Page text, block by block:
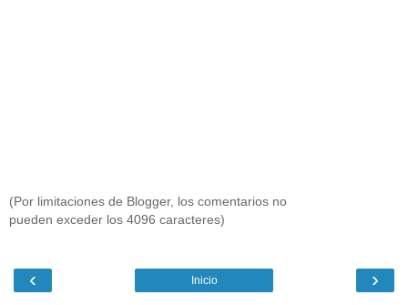
(Por limitaciones de Blogger, los comentarios no
pueden exceder los 4096 caracteres)
‹ ›
Inicio